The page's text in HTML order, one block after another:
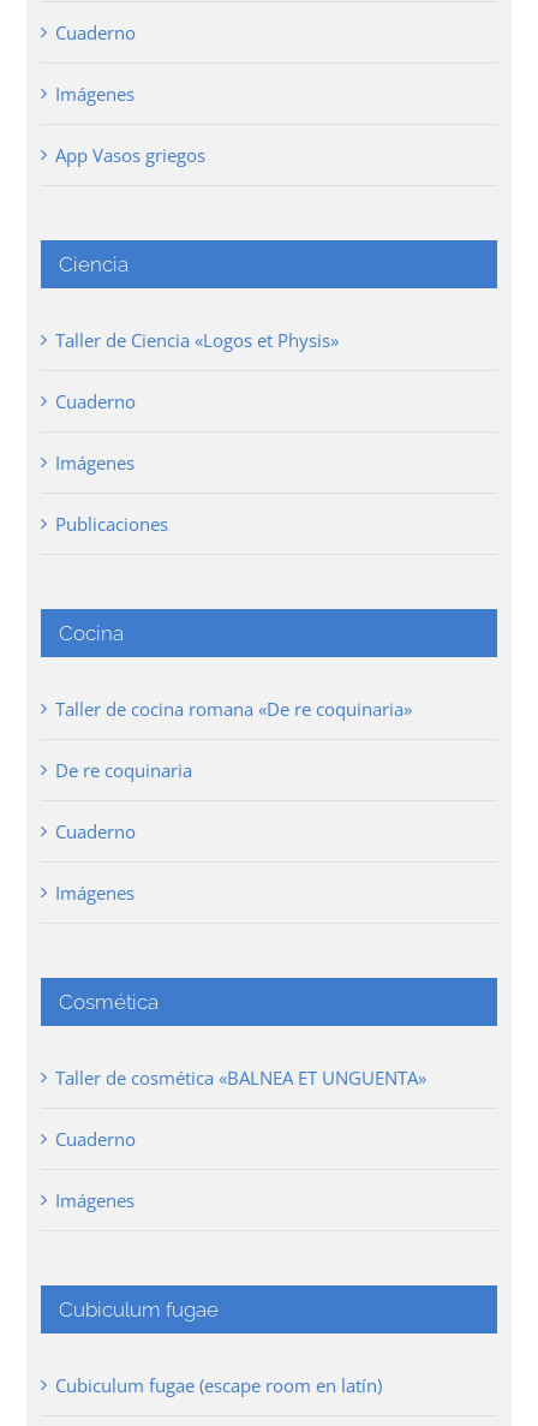
Cuaderno
Imágenes
App Vasos griegos
Ciencia
Taller de Ciencia «Logos et Physis»
Cuaderno
Imágenes
Publicaciones
Cocina
Taller de cocina romana «De re coquinaria»
De re coquinaria
Cuaderno
Imágenes
Cosmética
Taller de cosmética «BALNEA ET UNGUENTA»
Cuaderno
Imágenes
Cubiculum fugae
Cubiculum fugae (escape room en latín)